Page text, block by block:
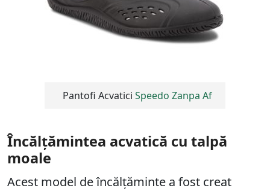
Pantofi Acvatici Speedo Zanpa Af
Încălțămintea acvatică cu talpă
moale
Acest model de încălțăminte a fost creat